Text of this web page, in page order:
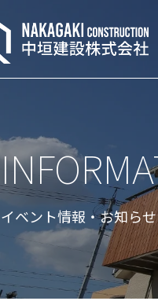
イベント情報・お知らせ